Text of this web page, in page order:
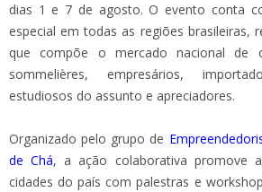
dias 1 e 7 de agosto. O evento conta
especial em todas as regiões brasileiras,
que compõe o mercado nacional de
sommelières, empresários,
estudiosos do assunto e apreciadores.
Organizado pelo grupo de
de Chá, a ação colaborativa promove
cidades do país com palestras e